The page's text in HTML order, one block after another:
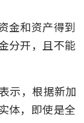
金和资产得到
分开，且不能
示，根据新加
体，即使是全